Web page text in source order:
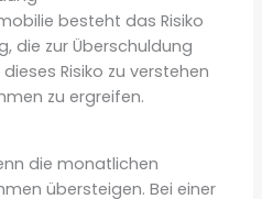
besteht das Risiko
die zur Überschuldung
Risiko zu verstehen
zu ergreifen.
die monatlichen
übersteigen. Bei einer